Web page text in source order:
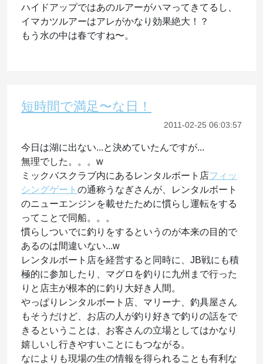
ハイドアップではあのルアーがハマってきてるし、
イマカツルアーはアレがかなり効果絶大！？
もう水の中は春ですね〜。
短時間で満足〜な日！
2011-02-25 06:03:57
今日は湖に出ない...と決めていたんですが...
無理でした。。。w
ミックバスクラブ内にあるレンタルボート店フィッ
シングゲート の通称うなぎさんが、レンタルボート
のニューエンジンを載せたために慣らし運転をする
ってことで同船。。。
慣らしついでに釣りをするというのが本来の目的で
あるのは間違いない...w
レンタルボート店を経営すると同時に、JB戦にも積
極的に参加したり、マグロを釣りに九州まで行った
りと店主が根本的に釣り大好き人間。
やっぱりレンタルボート店、マリーナ、釣具屋さん
もそうだけど、お店の人が釣り好きで釣りの話をで
きるということは、お客さんの立場としてはかなり
嬉しいし行きやすいことにもつながる。
なによりも現場の生の情報を得られることも有利な